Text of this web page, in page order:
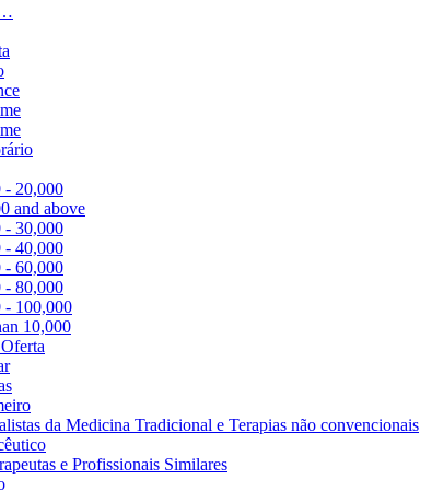
- 20,000
and above
- 30,000
- 40,000
- 60,000
- 80,000
- 100,000
10,000
da Medicina Tradicional e Terapias não convencionais
e Profissionais Similares